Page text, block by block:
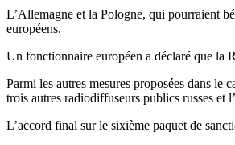
L’Allemagne et la Pologne, qui pourraient
européens.
Un fonctionnaire européen a déclaré que la
Parmi les autres mesures proposées dans
trois autres radiodiffuseurs publics russes et
L’accord final sur le sixième paquet de